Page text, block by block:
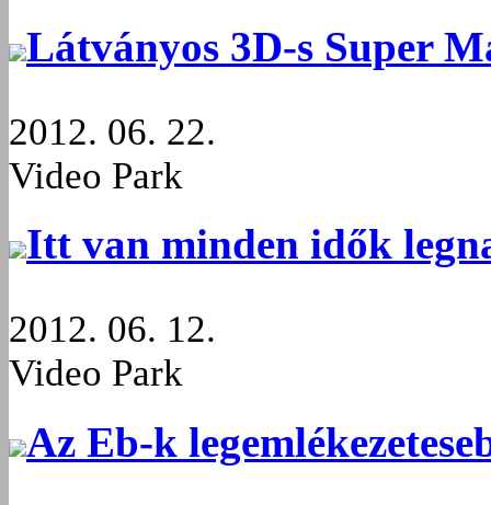
Látványos 3D-s Super
2012. 06. 22.
Video Park
Itt van minden idők
2012. 06. 12.
Video Park
Az Eb-k